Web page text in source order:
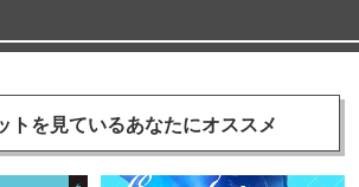
トを見ているあなたにオススメ